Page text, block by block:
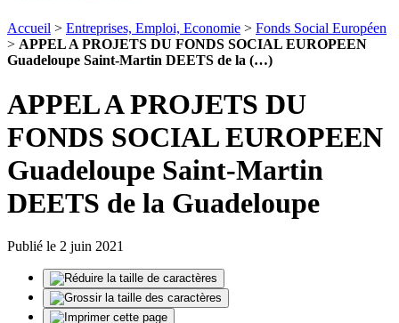
Accueil > Entreprises, Emploi, Economie > Fonds Social Européen
> APPEL A PROJETS DU FONDS SOCIAL EUROPEEN
Guadeloupe Saint-Martin DEETS de la (…)
APPEL A PROJETS DU
FONDS SOCIAL EUROPEEN
Guadeloupe Saint-Martin
DEETS de la Guadeloupe
Publié le 2 juin 2021